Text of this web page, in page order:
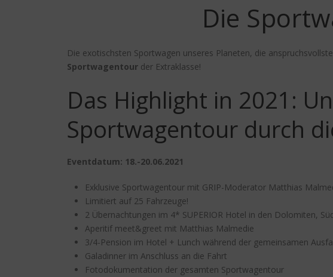
Die
Die exotischsten Sportwagen unseres Planeten, die
Sportwagentour der Extraklasse!
Das Highlight in 2021:
Sportwagentour durch
Eventdatum: 18.-20.06.2021
Exklusive Sportwagentour mit GRIP-Moderator Matthias
Limitiert auf 25 Fahrzeuge!
2 Übernachtungen im 4* SUPERIOR Hotel in den Dolomiten,
Aperitif meet&greet mit Matthias Malmedie
3/4-Pension im Hotel + Lunch während der gemeinsamen
Galadinner im Anschluss an die Fahrt
Fotodokumentation der gesamten Sportwagentour